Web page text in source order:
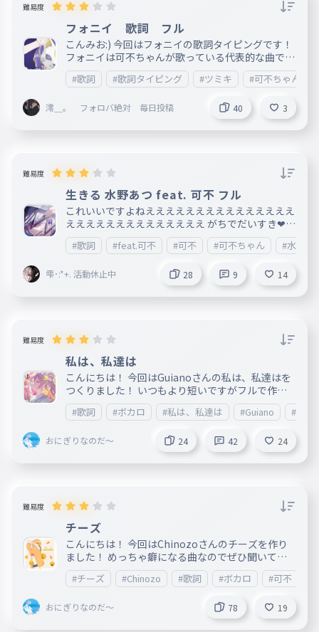
難易度
フォニイ 歌詞 フル
こんみお:) 今回はフォニイの歌詞タイピングです！
フォニイは可不ちゃんが歌っている代表的な曲です
よね！（個人的意見） 可不ちゃんの声は少しこも
っているけれど芯のある声で歌詞がとっても頭に入
の一人です！ いつも「簡単なこともわからないわ
和菓子ってパンだっけえ」って替え歌をしている
のはココだけの話です 素晴らしき本家様 https://
＊＊＊＊＊＊＊ 私現在猛烈にネッ友を募集してお
てもらった後（気付かない可能性があるため）パド
レッドで話しかけて下さい！ 雑談用 https://padl
et.com/namaumeame/padlet-xn4oqjy84to6ke0
#歌詞 #歌詞タイピング #ツミキ #可不ちゃん
澪＿。 フォロバ絶対 毎日投稿 40 3
難易度
生きる 水野あつ feat. 可不 フル
これいいですよねえええええええええええええええ
ええええええええええええええ がちでだいすき❤こ
の曲が雫のボカロ好きとなったきっかけです みん
なも聞いてみてねええええええええええ あ、ちな
結構短いなこの曲。 けな え？決して貶
ているわけではないですからね？？？(圧) 下にある
パドレでこの歌のうたみた(歌ってみた)上げてるか
huudan_ あやっぱ見ないで 恥ずいから((は？
#歌詞 #feat.可不 #可不 #可不ちゃん #水野あ
雫･:*+. 活動休止中 28 9 14
難易度
私は、私達は
こんにちは！ 今回はGuianoさんの私は、私達はを
つくりました！ いつもより短いですがフルで作っ
てあります！ ぜひ聞いてみてください！ ＿＿＿＿
＿＿＿＿＿＿＿＿＿＿＿＿＿＿＿＿＿＿＿＿＿＿＿
＿＿＿＿ 曲名：私は、私達は 配信/発売日：2023/0
2/20 作詞：Guiano 作曲：Guiano
#歌詞 #ボカロ #私は、私達は #Guiano #可不
おにぎりなのだ～ 24 42 24
難易度
チーズ
こんにちは！ 今回はChinozoさんのチーズを作り
ました！ めっちゃ癖になる曲なのでぜひ聞いてみ
てください！ ＿＿＿＿＿＿＿＿＿＿＿＿＿＿＿＿
＿＿＿＿＿＿＿＿＿＿＿＿＿＿＿＿＿＿＿＿＿＿＿
売日：2022/12/30 作詞：Chinozo 作曲：Chinozo
#チーズ #Chinozo #歌詞 #ボカロ #可不
おにぎりなのだ～ 78 19